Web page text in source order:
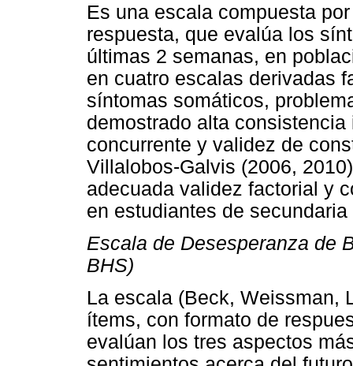
Es una escala compuesta
respuesta, que evalúa los
últimas 2 semanas, en
en cuatro escalas derivadas
síntomas somáticos,
demostrado alta
concurrente y validez de
Villalobos-Galvis (2006,
adecuada validez factorial y
en estudiantes de
Escala de Desesperanza de
BHS)
La escala (Beck, Weissman,
ítems, con formato de
evalúan los tres aspectos